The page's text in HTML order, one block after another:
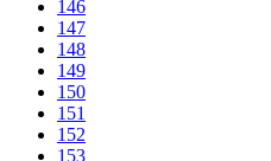
146
147
148
149
150
151
152
153